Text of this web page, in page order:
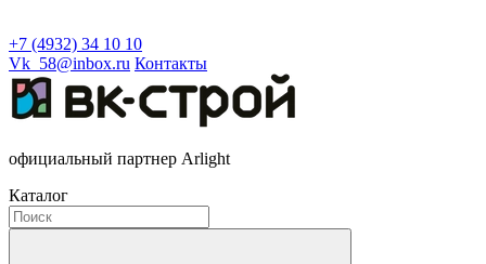
+7 (4932) 34 10 10
Vk_58@inbox.ru Контакты
официальный партнер Arlight
Каталог